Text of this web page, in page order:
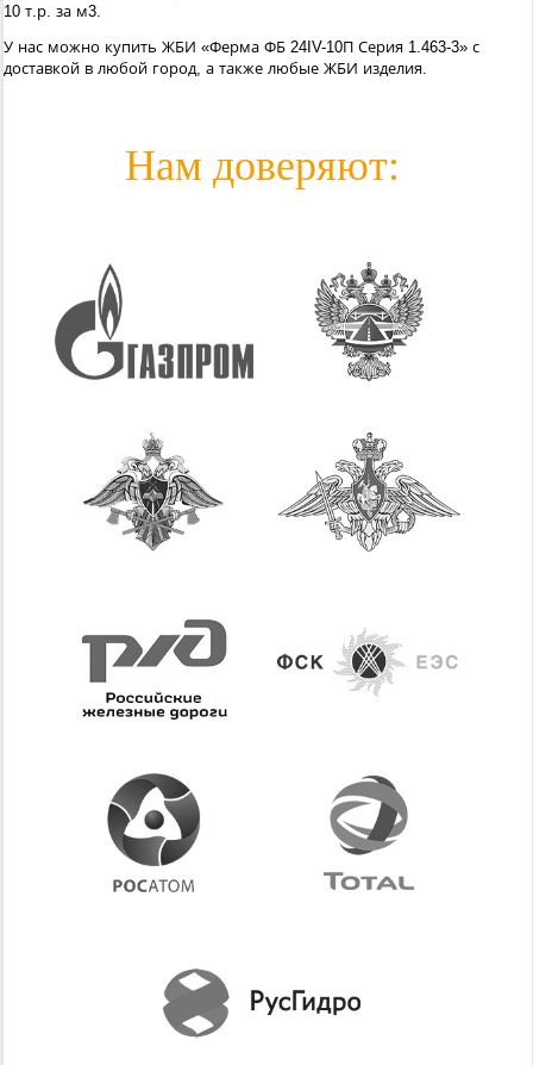
10 т.р. за м3.
У нас можно купить ЖБИ «Ферма ФБ 24IV-10П Серия 1.463-3» с
доставкой в любой город, а также любые ЖБИ изделия.
Нам доверяют: